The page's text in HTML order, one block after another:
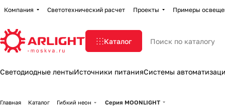
Компания Светотехнический расчет Проекты Примеры
Каталог
Светодиодные лентыИсточники питанияСистемы
Главная Каталог Гибкий неон Серия MOONLIGHT